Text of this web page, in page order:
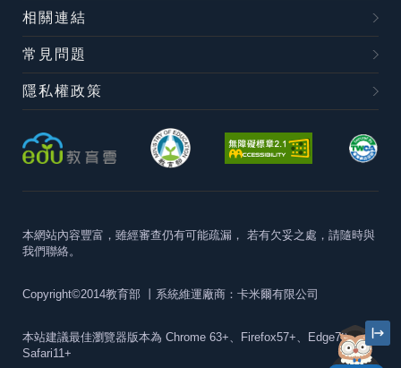
相關連結
常見問題
隱私權政策
本網站內容豐富，雖經審查仍有可能疏漏， 若有欠妥之處，請隨時與
我們聯絡。
Copyright©2014教育部 丨系統維運廠商：卡米爾有限公司
本站建議最佳瀏覽器版本為 Chrome 63+、Firefox57+、Edge79+及
Safari11+